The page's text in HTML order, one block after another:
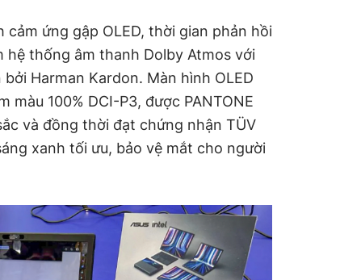
cảm ứng gập OLED, thời gian phản hồi
hệ thống âm thanh Dolby Atmos với
Harman Kardon. Màn hình OLED
100% DCI-P3, được PANTONE
và đồng thời đạt chứng nhận TÜV
xanh tối ưu, bảo vệ mắt cho người